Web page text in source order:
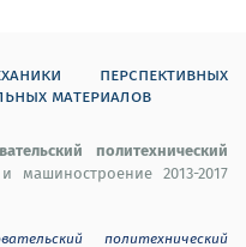
перспективных
материалов
политехнический
2013-2017
политехнический